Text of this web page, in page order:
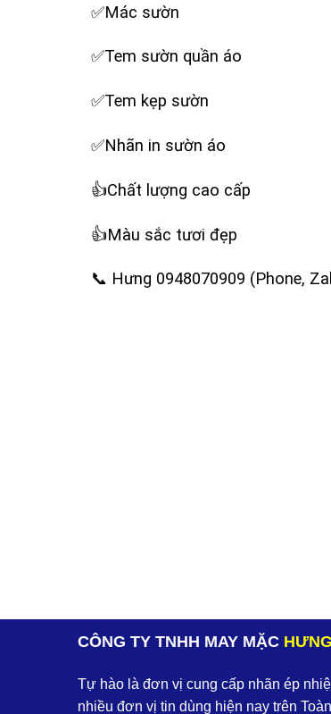
✅Mác sườn
✅Tem sườn quần áo
✅Tem kẹp sườn
✅Nhãn in sườn áo
‪👍Chất lượng cao cấp
‪👍Màu sắc tươi đẹp
‪📞 Hưng 0948070909 (Phone,
CÔNG TY TNHH MAY MẶC
Tự hào là đơn vị cung cấp nhãn ép
nhiều đơn vị tin dùng hiện nay trên